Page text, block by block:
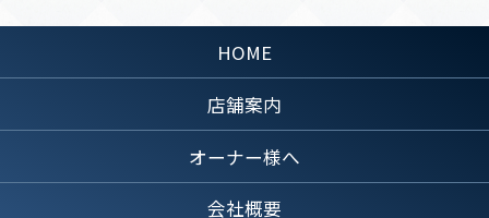
HOME
店舗案内
オーナー様へ
会社概要